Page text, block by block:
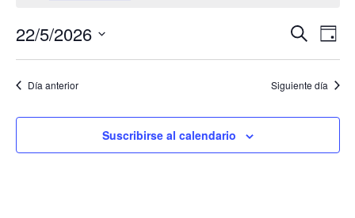
22
mayo,
2026
Buscar
de
Día
22/5/2026
Selecciona
la Día anterior Siguiente día
Suscribirse al calendario